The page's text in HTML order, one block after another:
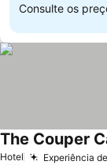
Consulte os
Hotel Experiência
The Couper